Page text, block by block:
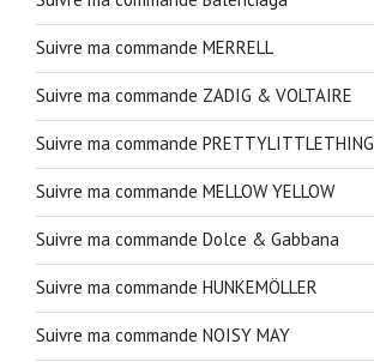
Suivre ma commande MERRELL
Suivre ma commande ZADIG & VOLTAIRE
Suivre ma commande PRETTYLITTLETHING
Suivre ma commande MELLOW YELLOW
Suivre ma commande Dolce & Gabbana
Suivre ma commande HUNKEMÖLLER
Suivre ma commande NOISY MAY